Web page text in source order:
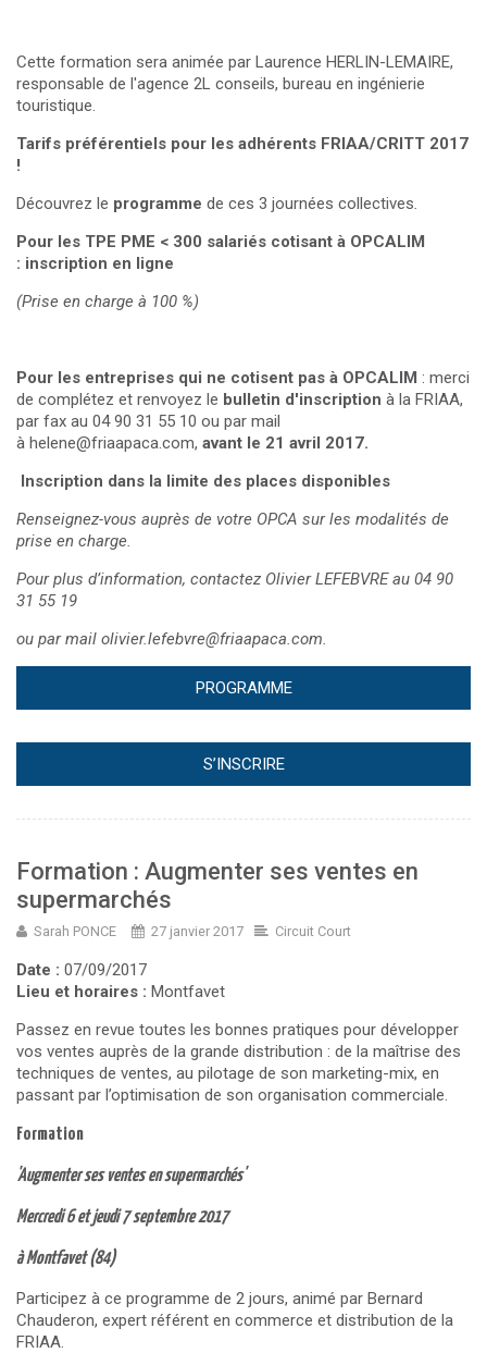
Cette formation sera animée par Laurence HERLIN-LEMAIRE,
responsable de l'agence 2L conseils, bureau en ingénierie
touristique.
Tarifs préférentiels pour les adhérents FRIAA/CRITT 2017
!
Découvrez le programme de ces 3 journées collectives.
Pour les TPE PME < 300 salariés cotisant à OPCALIM
: inscription en ligne
(Prise en charge à 100 %)
Pour les entreprises qui ne cotisent pas à OPCALIM : merci
de complétez et renvoyez le bulletin d'inscription à la FRIAA,
par fax au 04 90 31 55 10 ou par mail
à helene@friaapaca.com, avant le 21 avril 2017.
Inscription dans la limite des places disponibles
Renseignez-vous auprès de votre OPCA sur les modalités de
prise en charge.
Pour plus d’information, contactez Olivier LEFEBVRE au 04 90
31 55 19
ou par mail olivier.lefebvre@friaapaca.com.
PROGRAMME
S’INSCRIRE
Formation : Augmenter ses ventes en
supermarchés
Sarah PONCE 27 janvier 2017 Circuit Court
Date : 07/09/2017
Lieu et horaires : Montfavet
Passez en revue toutes les bonnes pratiques pour développer
vos ventes auprès de la grande distribution : de la maîtrise des
techniques de ventes, au pilotage de son marketing-mix, en
passant par l’optimisation de son organisation commerciale.
Formation
'Augmenter ses ventes en supermarchés'
Mercredi 6 et jeudi 7 septembre 2017
à Montfavet (84)
Participez à ce programme de 2 jours, animé par Bernard
Chauderon, expert référent en commerce et distribution de la
FRIAA.